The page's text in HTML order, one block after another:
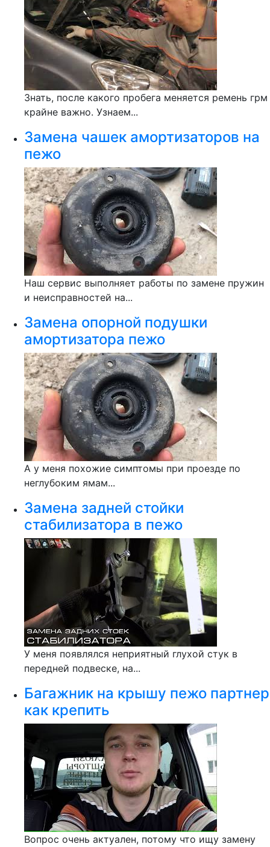
Знать, после какого пробега меняется ремень грм
крайне важно. Узнаем...
Замена чашек амортизаторов на
пежо
Наш сервис выполняет работы по замене пружин
и неисправностей на...
Замена опорной подушки
амортизатора пежо
А у меня похожие симптомы при проезде по
неглубоким ямам...
Замена задней стойки
стабилизатора в пежо
У меня появлялся неприятный глухой стук в
передней подвеске, на...
Багажник на крышу пежо партнер
как крепить
Вопрос очень актуален, потому что ищу замену